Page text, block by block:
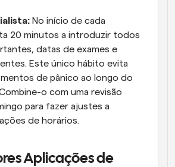
No início de cada
20 minutos a introduzir todos
datas de exames e
Este único hábito evita
de pânico ao longo do
o com uma revisão
para fazer ajustes a
de horários.
Aplicações de